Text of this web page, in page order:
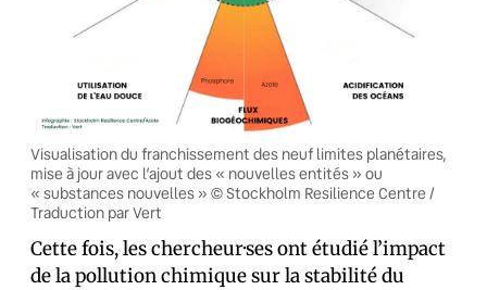
Visualisation du franchissement des neuf limites planétaires,
mise à jour avec l’ajout des « nouvelles entités » ou
« substances nouvelles » © Stockholm Resilience Centre /
Traduction par Vert
Cette fois, les chercheur·ses ont étudié l’impact
de la pollution chimique sur la stabilité du